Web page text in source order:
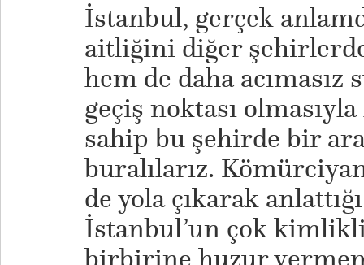
​İstanbul, gerçek
aitliğini diğer
hem de daha acımasız
geçiş noktası
sahip bu şehirde bir
buralılarız.
de yola çıkarak
İstanbul’un çok